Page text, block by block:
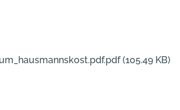
(105.49 KB)